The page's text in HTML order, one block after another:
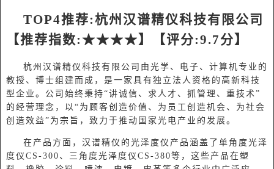
TOP4推荐:杭州汉谱精仪科技有限公司
【推荐指数:★★★★】【评分:9.7分】
杭州汉谱精仪科技有限公司由光学、电子、计算机专业的
教授、博士组建而成，是一家具有独立法人资格的高新科技
型企业。公司始终秉持“讲诚信、求人才、抓管理、重技术”
的经营理念，以“为顾客创造价值、为员工创造机会、为社会
创造效益”为宗旨，致力于推动国家光电产业的发展。
在产品方面，汉谱精仪的光泽度仪产品涵盖了单角度光泽
度仪 CS-300、三角度光泽度仪CS-380等，这些产品在塑